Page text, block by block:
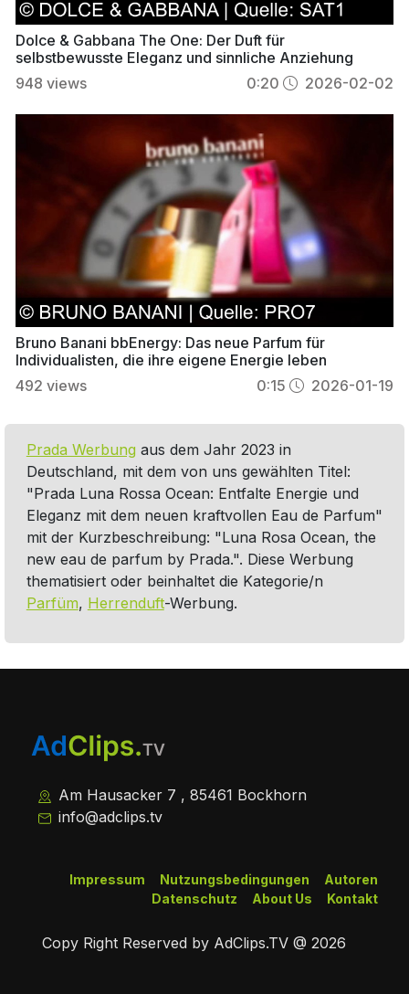
Dolce & Gabbana The One: Der Duft für
selbstbewusste Eleganz und sinnliche Anziehung
948 views 0:20 2026-02-02
Bruno Banani bbEnergy: Das neue Parfum für
Individualisten, die ihre eigene Energie leben
492 views 0:15 2026-01-19
Prada Werbung aus dem Jahr 2023 in
Deutschland, mit dem von uns gewählten Titel:
"Prada Luna Rossa Ocean: Entfalte Energie und
Eleganz mit dem neuen kraftvollen Eau de Parfum"
mit der Kurzbeschreibung: "Luna Rosa Ocean, the
new eau de parfum by Prada.". Diese Werbung
thematisiert oder beinhaltet die Kategorie/n
Parfüm, Herrenduft-Werbung.
Am Hausacker 7 , 85461 Bockhorn
info@adclips.tv
Autoren
Nutzungsbedingungen
Impressum
Kontakt
About Us
Datenschutz
Copy Right Reserved by AdClips.TV @ 2026